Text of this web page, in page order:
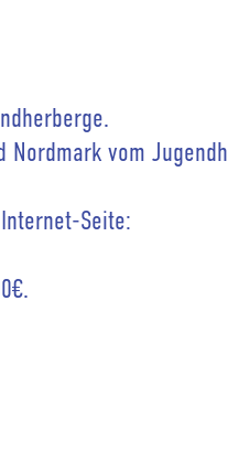
Nordmark vom
Seite: